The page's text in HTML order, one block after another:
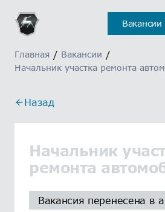
Вакансии
Главная / Вакансии /
Начальник участка ремонта
Назад
Начальник
ремонта
Вакансия перенесена в